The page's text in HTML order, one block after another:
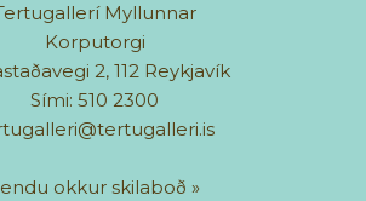
Myllunnar
Korputorgi
2, 112 Reykjavík
Sími: 510 2300
okkur skilaboð »